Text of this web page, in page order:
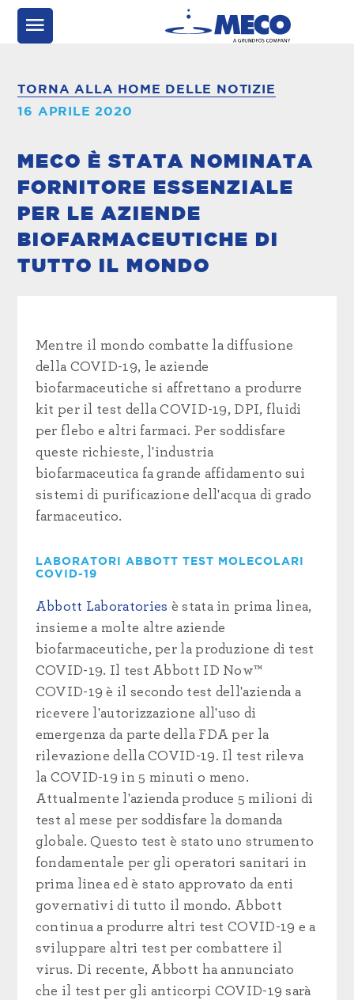
TORNA ALLA HOME DELLE NOTIZIE
16 APRILE 2020
MECO È STATA NOMINATA
FORNITORE ESSENZIALE
PER LE AZIENDE
BIOFARMACEUTICHE DI
TUTTO IL MONDO
Mentre il mondo combatte la diffusione
della COVID-19, le aziende
biofarmaceutiche si affrettano a produrre
kit per il test della COVID-19, DPI, fluidi
per flebo e altri farmaci. Per soddisfare
queste richieste, l'industria
biofarmaceutica fa grande affidamento sui
sistemi di purificazione dell'acqua di grado
farmaceutico.
LABORATORI ABBOTT TEST MOLECOLARI
COVID-19
Abbott Laboratories è stata in prima linea,
insieme a molte altre aziende
biofarmaceutiche, per la produzione di test
COVID-19. Il test Abbott ID Now™
COVID-19 è il secondo test dell'azienda a
ricevere l'autorizzazione all'uso di
emergenza da parte della FDA per la
rilevazione della COVID-19. Il test rileva
la COVID-19 in 5 minuti o meno.
Attualmente l'azienda produce 5 milioni di
test al mese per soddisfare la domanda
globale. Questo test è stato uno strumento
fondamentale per gli operatori sanitari in
prima linea ed è stato approvato da enti
governativi di tutto il mondo. Abbott
continua a produrre altri test COVID-19 e a
sviluppare altri test per combattere il
virus. Di recente, Abbott ha annunciato
che il test per gli anticorpi COVID-19 sarà